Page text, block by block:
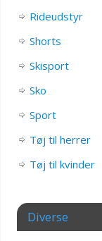
Rideudstyr
Shorts
Skisport
Sko
Sport
Tøj til herrer
Tøj til kvinder
Diverse